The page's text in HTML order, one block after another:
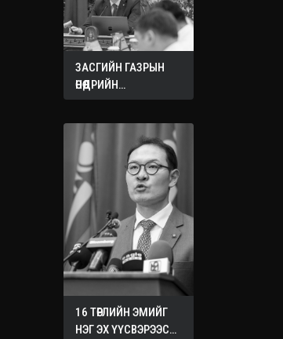
ЗАСГИЙН ГАЗРЫН
ӨНӨӨДРИЙН
ХУРАЛДААНААС
ШИЙДВЭРҮҮД
16 ТӨРЛИЙН ЭМИЙГ
НЭГ ЭХ ҮҮСВЭРЭЭС